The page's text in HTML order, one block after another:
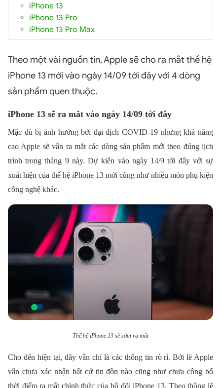
iPhone 13
iPhone 13 Pro
iPhone 13 Pro Max
Theo một vài nguồn tin, Apple sẽ cho ra mắt thế hệ
iPhone 13 mới vào ngày 14/09 tới đây với 4 dòng
sản phẩm quen thuộc.
iPhone 13 sẽ ra mắt vào ngày 14/09 tới đây
Mặc dù bị ảnh hưởng bởi đại dịch COVID-19 nhưng khả năng
cao Apple sẽ vẫn ra mắt các dòng sản phẩm mới theo đúng lịch
trình trong tháng 9 này. Dự kiến vào ngày 14/9 tới đây với sự
xuất hiện của thế hệ iPhone 13 mới cũng như nhiều món phụ kiện
công nghệ khác.
Thế hệ iPhone 13 sẽ sớm ra mắt
Cho đến hiện tại, đây vẫn chỉ là các thông tin rò rỉ. Bởi lẽ Apple
vẫn chưa xác nhận bất cứ tin đồn nào cũng như chưa công bố
thời điểm ra mắt chính thức của bộ đôi iPhone 13. Theo thông lệ